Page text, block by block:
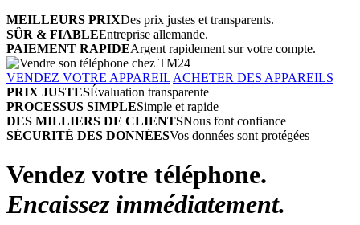
MEILLEURS PRIXDes prix justes et transparents.
SÛR & FIABLEEntreprise allemande.
PAIEMENT RAPIDEArgent rapidement sur votre compte.
VENDEZ VOTRE APPAREIL ACHETER DES APPAREILS
PRIX JUSTESÉvaluation transparente
PROCESSUS SIMPLESimple et rapide
DES MILLIERS DE CLIENTSNous font confiance
SÉCURITÉ DES DONNÉESVos données sont protégées
Vendez votre téléphone.
Encaissez immédiatement.